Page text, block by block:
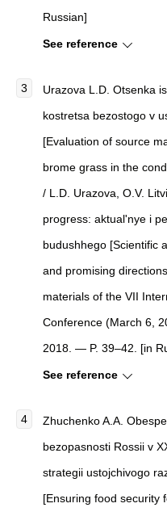
Russian]
See reference
Urazova L.D. Otsenka
kostretsa bezostogo v
[Evaluation of source
brome grass in the
/ L.D. Urazova, O.V.
progress: aktual'nye i
budushhego [Scientific
and promising
materials of the VII
Conference (March 6,
2018. — P. 39–42. [in
See reference
Zhuchenko A.A.
bezopasnosti Rossii v
strategii ustojchivogo
[Ensuring food security